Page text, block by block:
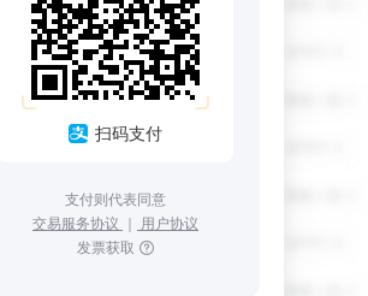
扫码支付
支付则代表同意
交易服务协议 ｜ 用户协议
发票获取